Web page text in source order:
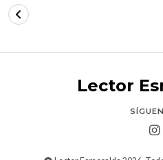
Lector